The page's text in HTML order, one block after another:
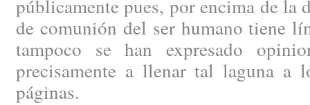
públicamente pues, por encima de la
de comunión del ser humano tiene
tampoco se han expresado
precisamente a llenar tal laguna a
páginas.